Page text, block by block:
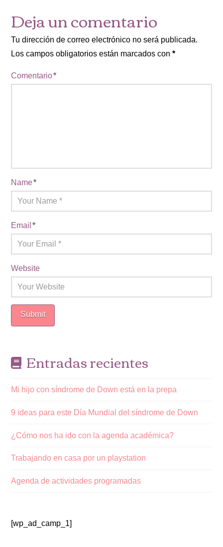
Deja un comentario
Tu dirección de correo electrónico no será publicada.
Los campos obligatorios están marcados con*
Comentario*
Name*
Email*
Website
Entradas recientes
Mi hijo con síndrome de Down está en la prepa
9 ideas para este Día Mundial del síndrome de Down
¿Cómo nos ha ido con la agenda académica?
Trabajando en casa por un playstation
Agenda de actividades programadas
[wp_ad_camp_1]